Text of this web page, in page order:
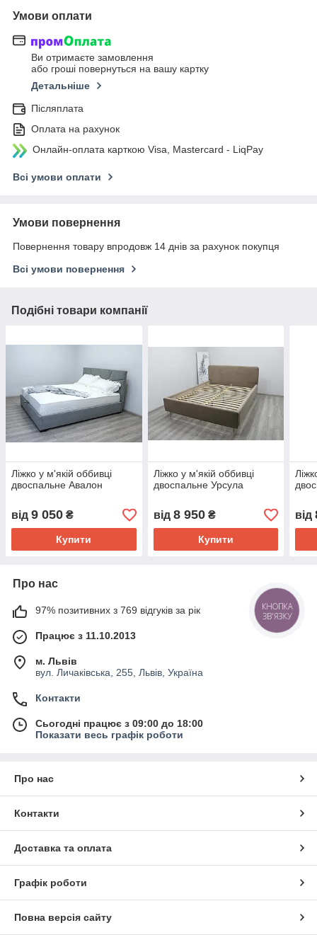
Умови оплати
Ви отримаєте замовлення
або гроші повернуться на вашу картку
Детальніше
Післяплата
Оплата на рахунок
Онлайн-оплата карткою Visa, Mastercard - LiqPay
Всі умови оплати
Умови повернення
Повернення товару впродовж 14 днів за рахунок покупця
Всі умови повернення
Подібні товари компанії
Ліжко у м'якій оббивці
двоспальне Авалон
від 9 050 ₴
Купити
Ліжко у м'якій оббивці
двоспальне Урсула
від 8 950₴
Купити
від
Про нас
97% позитивних з 769 відгуків за рік
Працює з 11.10.2013
м. Львів
вул. Личаківська, 255, Львів, Україна
Контакти
Сьогодні працює з 09:00 до 18:00
Показати весь графік роботи
Про нас
Контакти
Доставка та оплата
Графік роботи
Повна версія сайту
КНОПКА
ЗВ'ЯЗКУ